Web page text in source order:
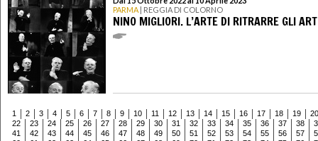
PARMA | REGGIA DI COLORNO
NINO MIGLIORI. L’ARTE DI RITRARRE GLI
1 2 3 4 5 6 7 8 9 10 11 12 13 14 15 16 17 18 19
20
22
23 24 25 26 27 28 29 30 31 32 33 34 35 36 37 38
41
42 43 44 45 46 47 48 49 50 51 52 53 54 55 56 57